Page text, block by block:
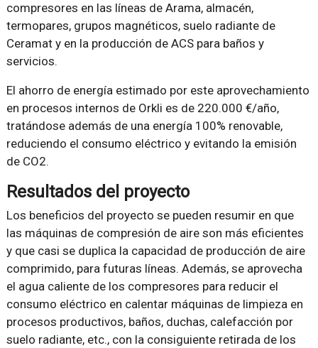
compresores en las líneas de Arama, almacén,
termopares, grupos magnéticos, suelo radiante de
Ceramat y en la producción de ACS para baños y
servicios.
El ahorro de energía estimado por este aprovechamiento
en procesos internos de Orkli es de 220.000 €/año,
tratándose además de una energía 100% renovable,
reduciendo el consumo eléctrico y evitando la emisión
de CO2.
Resultados del proyecto
Los beneficios del proyecto se pueden resumir en que
las máquinas de compresión de aire son más eficientes
y que casi se duplica la capacidad de producción de aire
comprimido, para futuras líneas. Además, se aprovecha
el agua caliente de los compresores para reducir el
consumo eléctrico en calentar máquinas de limpieza en
procesos productivos, baños, duchas, calefacción por
suelo radiante, etc., con la consiguiente retirada de los